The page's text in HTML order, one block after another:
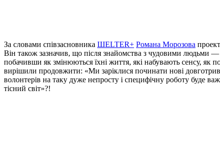
За словами співзасновника ШELTER+ Романа Морозова
Він також зазначив, що після знайомства з чудовими
побачивши як змінюються їхні життя, які набувають сенсу, як
вирішили продовжити: «Ми заріклися починати нові
волонтерів на таку дуже непросту і специфічну роботу буде
тісний світ»?!